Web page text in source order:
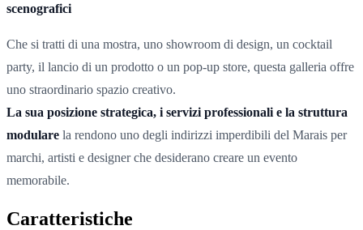
scenografici
Che si tratti di una mostra, uno showroom di design, un cocktail
party, il lancio di un prodotto o un pop-up store, questa galleria offre
uno straordinario spazio creativo.
La sua posizione strategica, i servizi professionali e la struttura
modulare la rendono uno degli indirizzi imperdibili del Marais per
marchi, artisti e designer che desiderano creare un evento
memorabile.
Caratteristiche